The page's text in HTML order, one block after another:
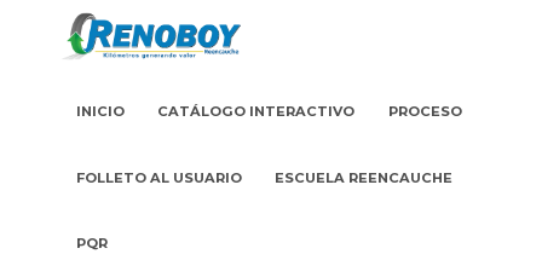
INICIO CATÁLOGO INTERACTIVO PROCESO
FOLLETO AL USUARIO ESCUELA REENCAUCHE
PQR